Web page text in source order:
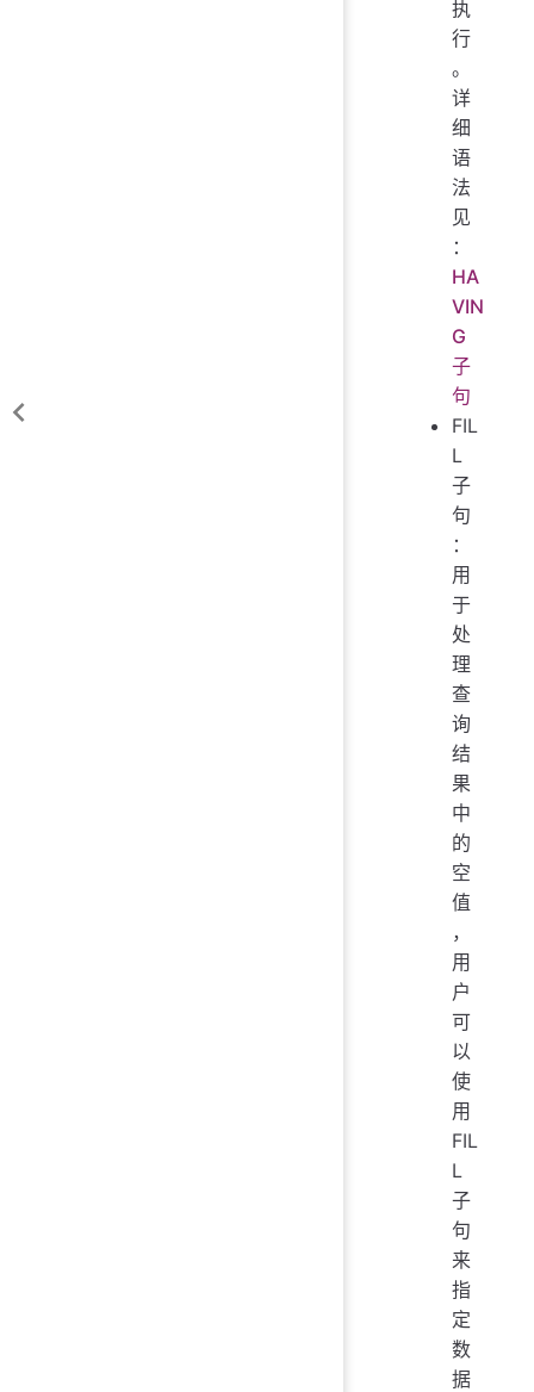
执
行
。
详
细
语
法
见
：
HA
VIN
G
子
句
FIL
L
子
句
：
用
于
处
理
查
询
结
果
中
的
空
值
，
用
户
可
以
使
用
FIL
L
子
句
来
指
定
数
据